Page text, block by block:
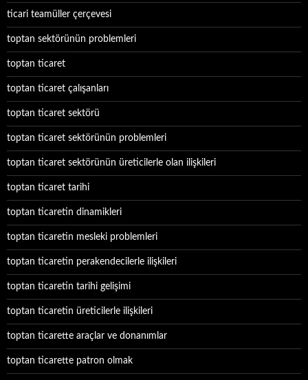
ticari teamüller çerçevesi
toptan sektörünün problemleri
toptan ticaret
toptan ticaret çalışanları
toptan ticaret sektörü
toptan ticaret sektörünün problemleri
toptan ticaret sektörünün üreticilerle olan ilişkileri
toptan ticaret tarihi
toptan ticaretin dinamikleri
toptan ticaretin mesleki problemleri
toptan ticaretin perakendecilerle ilişkileri
toptan ticaretin tarihi gelişimi
toptan ticaretin üreticilerle ilişkileri
toptan ticarette araçlar ve donanımlar
toptan ticarette patron olmak